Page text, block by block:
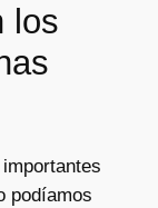
los
podíamos